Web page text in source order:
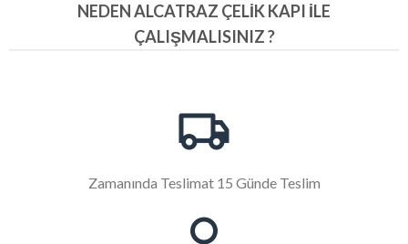
NEDEN ALCATRAZ ÇELIK KAPI İLE
ÇALIŞMALISINIZ ?
Zamanında Teslimat 15 Günde Teslim